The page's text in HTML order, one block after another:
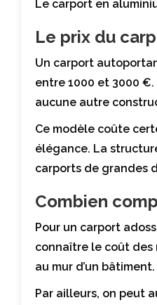
Le carport en
Le prix du
Un carport
entre 1000 et 3000
aucune autre
Ce modèle coûte
élégance. La
carports de grandes
Combien
Pour un carport
connaître le coût des
au mur d’un
Par ailleurs, on peut